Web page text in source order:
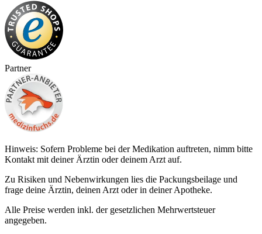
Partner
Hinweis: Sofern Probleme bei der Medikation auftreten, nimm bitte
Kontakt mit deiner Ärztin oder deinem Arzt auf.
Zu Risiken und Nebenwirkungen lies die Packungsbeilage und
frage deine Ärztin, deinen Arzt oder in deiner Apotheke.
Alle Preise werden inkl. der gesetzlichen Mehrwertsteuer
angegeben.